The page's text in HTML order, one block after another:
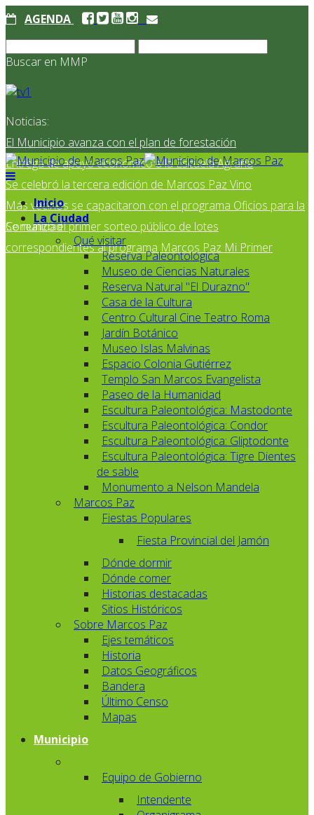
AGENDA
Buscar en MMP
Noticias:
El Municipio avanza con el plan de forestación
Entrega de apoyo económico a la Escuela Agraria
Se celebró la tercera edición de Marcos Paz Vino
Más vecinos se capacitaron con el programa Oficios para la
Comunidad
Se realizó el primer sorteo público de lotes
correspondientes al programa Marcos Paz Mi Primer
Inicio
La Ciudad
Qué visitar
Reserva Paleontológica
Museo de Ciencias Naturales
Reserva Natural "El Durazno"
Casa de la Cultura
Centro Cultural Cine Teatro Roma
Jardín Botánico
Museo Islas Malvinas
Espacio Colonia Gutiérrez
Templo San Marcos Evangelista
Paseo de la Humanidad
Escultura Paleontológica: Mastodonte
Escultura Paleontológica: Condor
Escultura Paleontológica: Gliptodonte
Escultura Paleontológica: Tigre Dientes
de sable
Monumento a Nelson Mandela
Marcos Paz
Fiestas Populares
Fiesta Provincial del Jamón
Dónde dormir
Dónde comer
Historias destacadas
Sitios Históricos
Sobre Marcos Paz
Ejes temáticos
Historia
Datos Geográficos
Bandera
Último Censo
Mapas
Municipio
Equipo de Gobierno
Intendente